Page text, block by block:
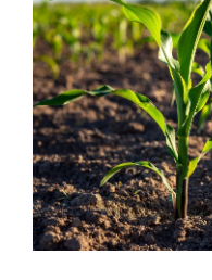
Estudiantes
Académicos
Funcionarios
Alumni